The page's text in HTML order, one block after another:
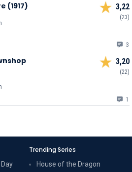
(1917) 3,22
(23)
3
3,20
(22)
1
Trending Series
House of the Dragon